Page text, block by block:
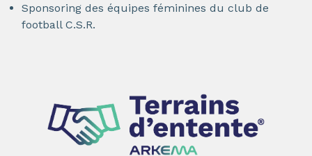
Sponsoring des équipes féminines du club de
football C.S.R.